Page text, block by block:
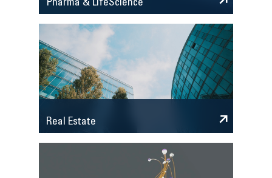
Pharma & LifeScience
Real Estate